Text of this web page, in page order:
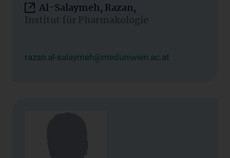
Al-Salaymeh, Razan,
Institut für Pharmakologie
razan.al-salaymeh@meduniwien.ac.at